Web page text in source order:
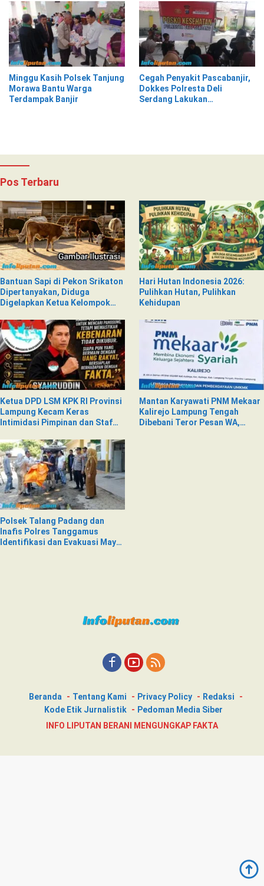
Minggu Kasih Polsek Tanjung
Morawa Bantu Warga
Terdampak Banjir
Cegah Penyakit Pascabanjir,
Dokkes Polresta Deli
Serdang Lakukan
Pos Terbaru
Bantuan Sapi di Pekon Srikaton
Dipertanyakan, Diduga
Digelapkan Ketua Kelompok
Hari Hutan Indonesia 2026:
Pulihkan Hutan, Pulihkan
Kehidupan
Ketua DPD LSM KPK RI Provinsi
Lampung Kecam Keras
Intimidasi Pimpinan dan Staf
Nad
Mantan Karyawati PNM Mekaar
Kalirejo Lampung Tengah
Dibebani Teror Pesan WA,
Polsek Talang Padang dan
Inafis Polres Tanggamus
Identifikasi dan Evakuasi Mayat
Beranda Tentang Kami Privacy Policy
Redaksi
Kode Etik Jurnalistik
Pedoman Media Siber
INFO LIPUTAN BERANI MENGUNGKAP FAKTA